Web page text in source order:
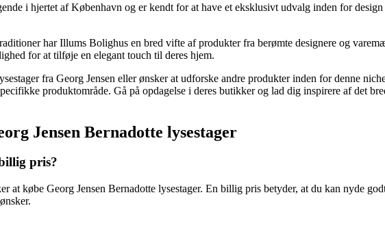
i hjertet af København og er kendt for at have et eksklusivt udvalg inden for
har Illums Bolighus en bred vifte af produkter fra berømte designere og
for at tilføje en elegant touch til deres hjem.
fra Georg Jensen eller ønsker at udforske andre produkter inden for denne
produktområde. Gå på opdagelse i deres butikker og lad dig inspirere af det
Jensen Bernadotte lysestager
pris?
at købe Georg Jensen Bernadotte lysestager. En billig pris betyder, at du kan nyde